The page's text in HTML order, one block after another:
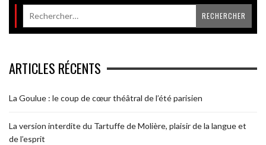
ARTICLES RÉCENTS
La Goulue : le coup de cœur théâtral de l’été parisien
La version interdite du Tartuffe de Molière, plaisir de la langue et
de l’esprit